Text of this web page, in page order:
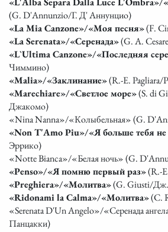
(G. D'Annunzio/Г. Д' Аннунцио)
«La Mia Canzone»/«Моя песня»(F.
«La Serenata»/«Серенада»(G. A.
«L`Ultima Canzone»/«Последняя
Чиммино)
«Malia»/«Заклинание»(R.-E. Pagliara/
«Marechiare»/«Светлое море»(S. di
Джакомо)
«Nina Nanna»/«Колыбельная» (G.
«Non T'Amo Piu»/«Я больше тебя
Эррико)
«Notte Bianca»/«Белая ночь» (G.
«Penso»/«Я помню первый раз»(R.-
«Preghiera»/«Молитва»(G. Giusti/
«Ridonami la Calma»/«Молитва»(C.
«Serenata D'Un Angelo»/«Серенада
Панцакки)